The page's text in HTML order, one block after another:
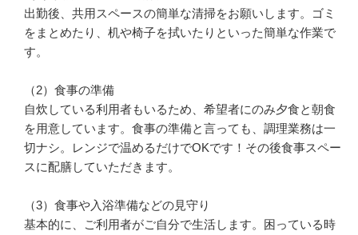
出勤後、共用スペースの簡単な清掃をお願いします。ゴミ
をまとめたり、机や椅子を拭いたりといった簡単な作業で
す。
（2）食事の準備
自炊している利用者もいるため、希望者にのみ夕食と朝食
を用意しています。食事の準備と言っても、調理業務は一
切ナシ。レンジで温めるだけでOKです！その後食事スペー
スに配膳していただきます。
（3）食事や入浴準備などの見守り
基本的に、ご利用者がご自分で生活します。困っている時